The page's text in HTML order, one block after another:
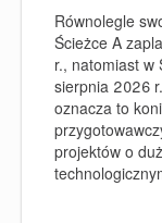
Równolegle
Ścieżce A
r., natomiast w
sierpnia 2026
oznacza to
projektów o